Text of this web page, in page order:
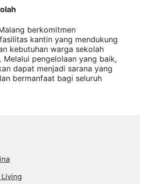
berkomitmen
kantin yang mendukung
kebutuhan warga sekolah
Melalui pengelolaan yang baik,
dapat menjadi sarana yang
bermanfaat bagi seluruh
Living